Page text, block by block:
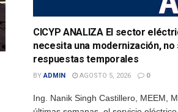
CICYP ANALIZA El sector
necesita una modernización,
respuestas temporales
BY ADMIN AGOSTO 5, 2026 0
Ing. Nanik Singh Castillero, MEEM,